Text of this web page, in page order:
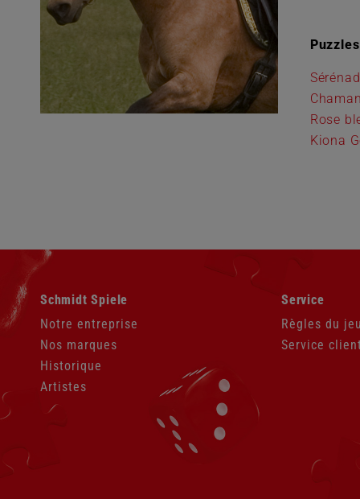
Rose
Kiona
au
Schmidt Spiele
Notre entreprise
Nos marques
Historique
Artistes
au
Service
Règles du
Service
Aller
au